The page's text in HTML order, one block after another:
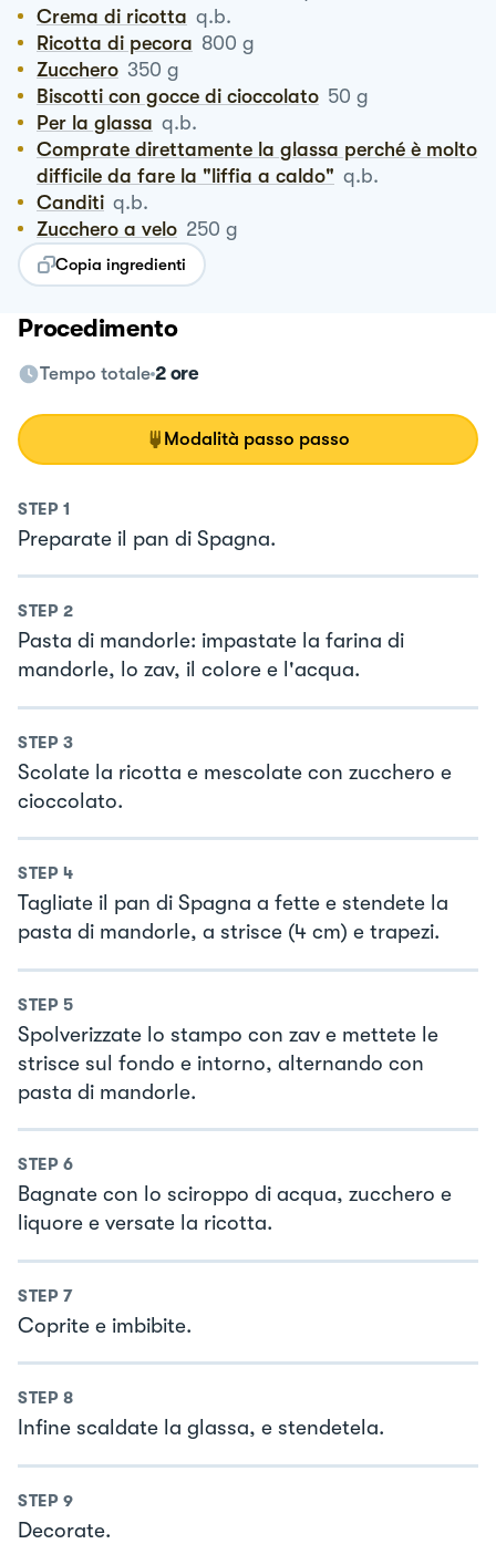
Crema di ricotta q.b.
Ricotta di pecora 800 g
Zucchero 350 g
Biscotti con gocce di cioccolato 50 g
Per la glassa q.b.
Comprate direttamente la glassa perché è molto
difficile da fare la "liffia a caldo" q.b.
Canditi q.b.
Zucchero a velo 250 g
Copia ingredienti
Procedimento
Tempo totale 2 ore
Modalità passo passo
STEP 1
Preparate il pan di Spagna.
STEP 2
Pasta di mandorle: impastate la farina di
mandorle, lo zav, il colore e l'acqua.
STEP 3
Scolate la ricotta e mescolate con zucchero e
cioccolato.
STEP 4
Tagliate il pan di Spagna a fette e stendete la
pasta di mandorle, a strisce (4 cm) e trapezi.
STEP 5
Spolverizzate lo stampo con zav e mettete le
strisce sul fondo e intorno, alternando con
pasta di mandorle.
STEP 6
Bagnate con lo sciroppo di acqua, zucchero e
liquore e versate la ricotta.
STEP 7
Coprite e imbibite.
STEP 8
Infine scaldate la glassa, e stendetela.
STEP 9
Decorate.